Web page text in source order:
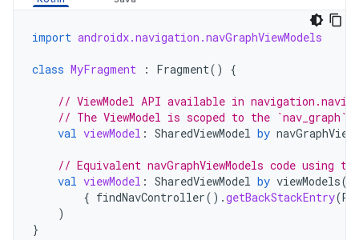
import androidx.navigation.navGraphViewModels
class MyFragment : Fragment() {
// ViewModel API available in
// The ViewModel is scoped to the `nav_graph`
val viewModel : SharedViewModel by
// Equivalent navGraphViewModels code using
val viewModel : SharedViewModel by viewModels(
{ findNavController().getBackStackEntry(R
)
}